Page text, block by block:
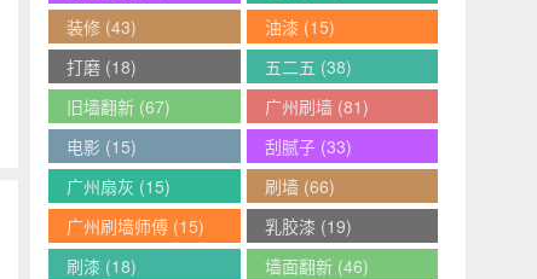
装修 (43) 油漆 (15)
打磨 (18) 五二五 (38)
旧墙翻新 (67) 广州刷墙(81)
电影 (15) 刮腻子(33)
广州扇灰 (15) 刷墙(66)
广州刷墙师傅 (15) 乳胶漆 (19)
刷漆 (18) 墙面翻新(46)